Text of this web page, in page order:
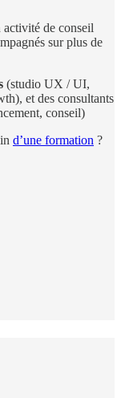
activité de conseil
sur plus de
(studio UX / UI,
et des consultants
conseil)
d’une formation ?